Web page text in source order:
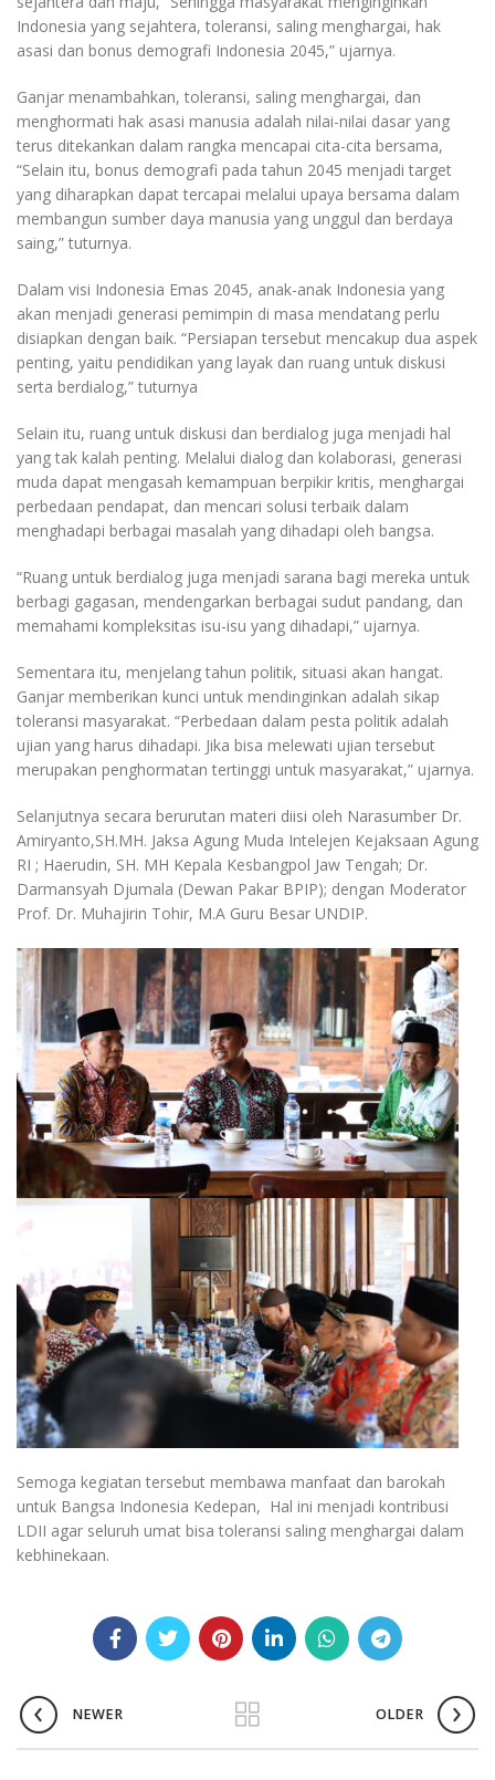
Indonesia yang sejahtera, toleransi, saling menghargai, hak
asasi dan bonus demografi Indonesia 2045,” ujarnya.
Ganjar menambahkan, toleransi, saling menghargai, dan
menghormati hak asasi manusia adalah nilai-nilai dasar yang
terus ditekankan dalam rangka mencapai cita-cita bersama,
“Selain itu, bonus demografi pada tahun 2045 menjadi target
yang diharapkan dapat tercapai melalui upaya bersama dalam
membangun sumber daya manusia yang unggul dan berdaya
saing,” tuturnya.
Dalam visi Indonesia Emas 2045, anak-anak Indonesia yang
akan menjadi generasi pemimpin di masa mendatang perlu
disiapkan dengan baik. “Persiapan tersebut mencakup dua aspek
penting, yaitu pendidikan yang layak dan ruang untuk diskusi
serta berdialog,” tuturnya
Selain itu, ruang untuk diskusi dan berdialog juga menjadi hal
yang tak kalah penting. Melalui dialog dan kolaborasi, generasi
muda dapat mengasah kemampuan berpikir kritis, menghargai
perbedaan pendapat, dan mencari solusi terbaik dalam
menghadapi berbagai masalah yang dihadapi oleh bangsa.
“Ruang untuk berdialog juga menjadi sarana bagi mereka untuk
berbagi gagasan, mendengarkan berbagai sudut pandang, dan
memahami kompleksitas isu-isu yang dihadapi,” ujarnya.
Sementara itu, menjelang tahun politik, situasi akan hangat.
Ganjar memberikan kunci untuk mendinginkan adalah sikap
toleransi masyarakat. “Perbedaan dalam pesta politik adalah
ujian yang harus dihadapi. Jika bisa melewati ujian tersebut
merupakan penghormatan tertinggi untuk masyarakat,” ujarnya.
Selanjutnya secara berurutan materi diisi oleh Narasumber Dr.
Amiryanto,SH.MH. Jaksa Agung Muda Intelejen Kejaksaan Agung
RI ; Haerudin, SH. MH Kepala Kesbangpol Jaw Tengah; Dr.
Darmansyah Djumala (Dewan Pakar BPIP); dengan Moderator
Prof. Dr. Muhajirin Tohir, M.A Guru Besar UNDIP.
Semoga kegiatan tersebut membawa manfaat dan barokah
untuk Bangsa Indonesia Kedepan, Hal ini menjadi kontribusi
LDII agar seluruh umat bisa toleransi saling menghargai dalam
kebhinekaan.
NEWER OLDER